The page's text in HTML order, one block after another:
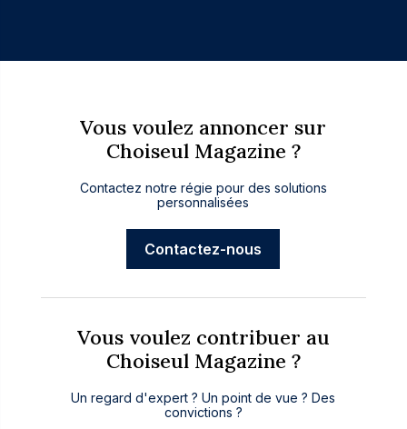
Vous voulez annoncer sur
Choiseul Magazine ?
Contactez notre régie pour des solutions
personnalisées
Contactez-nous
Vous voulez contribuer au
Choiseul Magazine ?
Un regard d'expert ? Un point de vue ? Des
convictions ?